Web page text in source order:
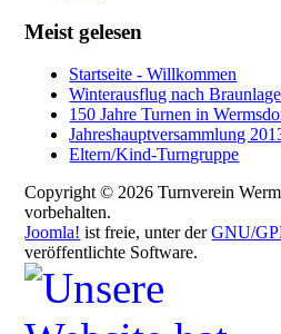
Meist gelesen
Startseite - Willkommen
Winterausflug nach Braunlage
150 Jahre Turnen in
Jahreshauptversammlung
Eltern/Kind-Turngruppe
Copyright © 2026 Turnverein
vorbehalten.
Joomla! ist freie, unter derGNU/
veröffentlichte Software.